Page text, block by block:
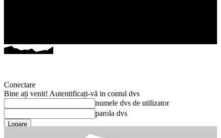
Conectare
Bine ați venit! Autentificați-vă in contul dvs
numele dvs de utilizator
parola dvs
Ați uitat parola? obține ajutor